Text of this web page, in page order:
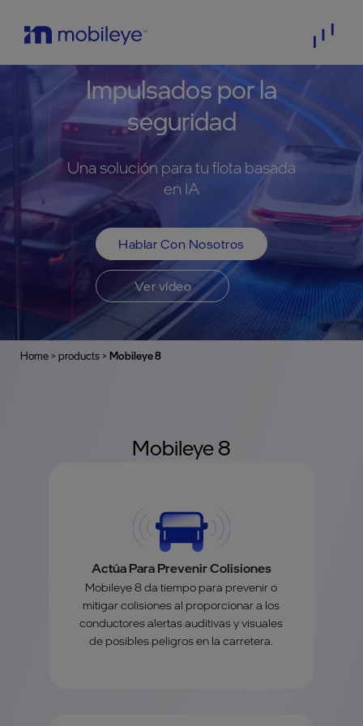
Impulsados por la
seguridad
Una solución para tu flota basada
en IA
Hablar Con Nosotros
Ver vídeo
Home> products> Mobileye 8
Mobileye 8
Actúa Para Prevenir Colisiones
Mobileye 8 da tiempo para prevenir o
mitigar colisiones al proporcionar a los
conductores alertas auditivas y visuales
de posibles peligros en la carretera.